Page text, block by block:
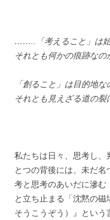
……..「考えること」は始
それとも何かの痕跡なの
「創ること」は目的地な
それとも見えざる道の
私たちは日々、思考し、
とつの背後には、未だ
考と思考のあいだに滲む
と立ち止まる「沈黙の
そうこうぞう）』という